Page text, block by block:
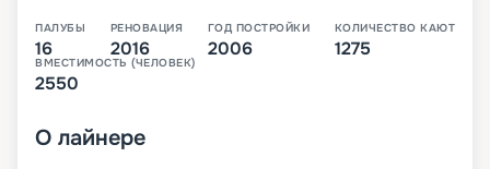
ПАЛУБЫ
16
РЕНОВАЦИЯ
2016
ГОД ПОСТРОЙКИ
2006
КОЛИЧЕСТВО КАЮТ
1275
ВМЕСТИМОСТЬ (ЧЕЛОВЕК)
2550
О лайнере